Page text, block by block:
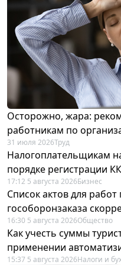
Осторожно, жара:
работникам по
31 июля 2026Труд
Налогоплательщикам
порядке регистрации
17:12 5 августа 2026Бизнес
Список актов для
гособоронзаказа
16:30 5 августа 2026Общество
Как учесть суммы
применении
15:37 5 августа 2026Налоги и